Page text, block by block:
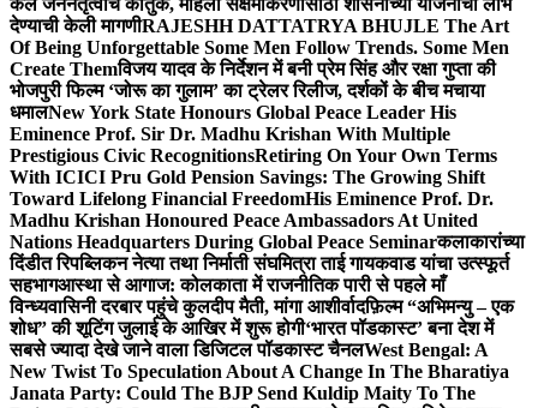
केले जननेतृत्वाचे कौतुक, महिला सक्षमीकरणासाठी शासनाच्या योजनांचा लाभ
देण्याची केली मागणीRAJESHH DATTATRYA BHUJLE The Art
Of Being Unforgettable Some Men Follow Trends. Some Men
Create Themविजय यादव के निर्देशन में बनी प्रेम सिंह और रक्षा गुप्ता की
भोजपुरी फिल्म ‘जोरू का गुलाम’ का ट्रेलर रिलीज, दर्शकों के बीच मचाया
धमालNew York State Honours Global Peace Leader His
Eminence Prof. Sir Dr. Madhu Krishan With Multiple
Prestigious Civic RecognitionsRetiring On Your Own Terms
With ICICI Pru Gold Pension Savings: The Growing Shift
Toward Lifelong Financial FreedomHis Eminence Prof. Dr.
Madhu Krishan Honoured Peace Ambassadors At United
Nations Headquarters During Global Peace Seminarकलाकारांच्या
दिंडीत रिपब्लिकन नेत्या तथा निर्माती संघमित्रा ताई गायकवाड यांचा उत्स्फूर्त
सहभागआस्था से आगाज: कोलकाता में राजनीतिक पारी से पहले माँ
विन्ध्यवासिनी दरबार पहुंचे कुलदीप मैती, मांगा आशीर्वादफ़िल्म “अभिमन्यु – एक
शोध” की शूटिंग जुलाई के आखिर में शुरू होगी‘भारत पॉडकास्ट’ बना देश में
सबसे ज्यादा देखे जाने वाला डिजिटल पॉडकास्ट चैनलWest Bengal: A
New Twist To Speculation About A Change In The Bharatiya
Janata Party: Could The BJP Send Kuldip Maity To The